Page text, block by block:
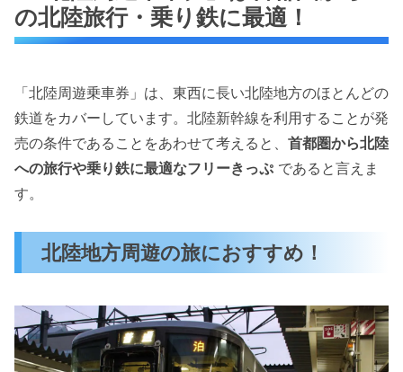
の北陸旅行・乗り鉄に最適！
「北陸周遊乗車券」は、東西に長い北陸地方のほとんどの
鉄道をカバーしています。北陸新幹線を利用することが発
売の条件であることをあわせて考えると、 首都圏から北陸
への旅行や乗り鉄に最適なフリーきっぷであると言えま
す。
北陸地方周遊の旅におすすめ！